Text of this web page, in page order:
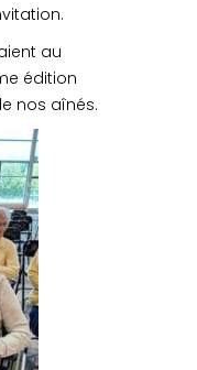
au
édition
nos aînés.